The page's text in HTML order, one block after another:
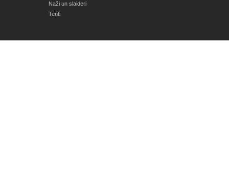
Naži un slaideri
Tenti